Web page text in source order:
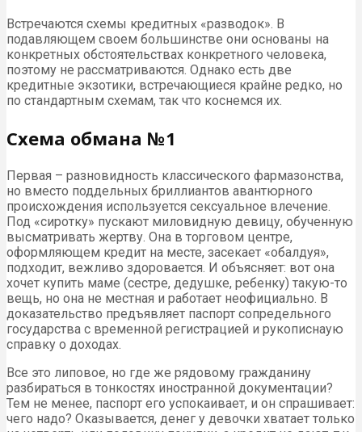
Встречаются схемы кредитных «разводок». В
подавляющем своем большинстве они основаны на
конкретных обстоятельствах конкретного человека,
поэтому не рассматриваются. Однако есть две
кредитные экзотики, встречающиеся крайне редко, но
по стандартным схемам, так что коснемся их.
Схема обмана №1
Первая – разновидность классического фармазонства,
но вместо поддельных бриллиантов авантюрного
происхождения используется сексуальное влечение.
Под «сиротку» пускают миловидную девицу, обученную
высматривать жертву. Она в торговом центре,
оформляющем кредит на месте, засекает «обалдуя»,
подходит, вежливо здоровается. И объясняет: вот она
хочет купить маме (сестре, дедушке, ребенку) такую-то
вещь, но она не местная и работает неофициально. В
доказательство предъявляет паспорт сопредельного
государства с временной регистрацией и рукописнаую
справку о доходах.
Все это липовое, но где же рядовому гражданину
разбираться в тонкостях иностранной документации?
Тем не менее, паспорт его успокаивает, и он спрашивает:
чего надо? Оказывается, денег у девочки хватает только